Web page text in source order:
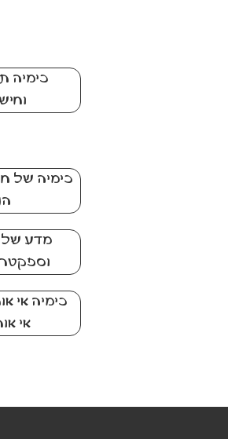
כימיה
כימיה של
מדע של
כימיה אי
אי